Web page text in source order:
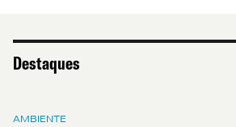
Destaques
AMBIENTE